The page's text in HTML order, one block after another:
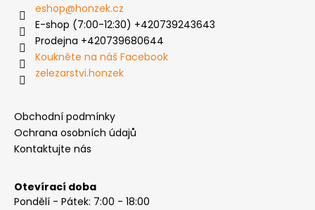
eshop@honzek.cz
E-shop (7:00-12:30) +420739243643
Prodejna +420739680644
Koukněte na náš Facebook
zelezarstvi.honzek
Obchodní podmínky
Ochrana osobních údajů
Kontaktujte nás
Otevírací doba
Pondělí - Pátek: 7:00 - 18:00